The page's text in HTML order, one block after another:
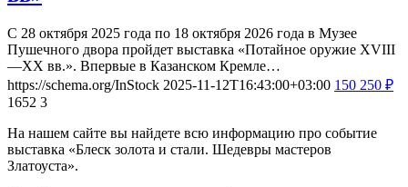
С 28 октября 2025 года по 18 октября 2026 года в Музее
Пушечного двора пройдет выставка «Потайное оружие XVIII
—XX вв.». Впервые в Казанском Кремле…
https://schema.org/InStock 2025-11-12T16:43:00+03:00 150 250 ₽
1652 3
На нашем сайте вы найдете всю информацию про событие
выставка «Блеск золота и стали. Шедевры мастеров
Златоуста».